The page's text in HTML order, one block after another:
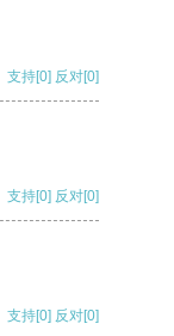
支持[0] 反对[0]
支持[0] 反对[0]
支持[0] 反对[0]